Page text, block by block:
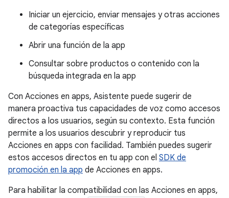
Iniciar un ejercicio, enviar mensajes y otras acciones
de categorías específicas
Abrir una función de la app
Consultar sobre productos o contenido con la
búsqueda integrada en la app
Con Acciones en apps, Asistente puede sugerir de
manera proactiva tus capacidades de voz como accesos
directos a los usuarios, según su contexto. Esta función
permite a los usuarios descubrir y reproducir tus
Acciones en apps con facilidad. También puedes sugerir
estos accesos directos en tu app con el SDK de
promoción en la app de Acciones en apps.
Para habilitar la compatibilidad con las Acciones en apps,